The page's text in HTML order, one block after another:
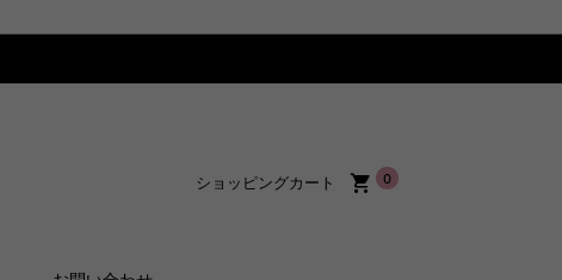
ショッピングカート 0